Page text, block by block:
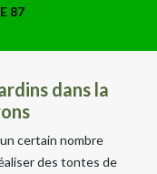
87
dans la
certain nombre
des tontes de